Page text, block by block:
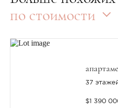
по стоимости
37
$1 390